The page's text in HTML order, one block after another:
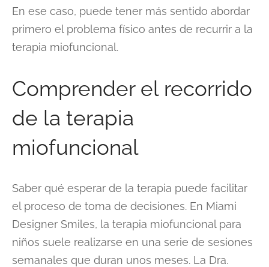
En ese caso, puede tener más sentido abordar
primero el problema físico antes de recurrir a la
terapia miofuncional.
Comprender el recorrido
de la terapia
miofuncional
Saber qué esperar de la terapia puede facilitar
el proceso de toma de decisiones. En Miami
Designer Smiles, la terapia miofuncional para
niños suele realizarse en una serie de sesiones
semanales que duran unos meses. La Dra.